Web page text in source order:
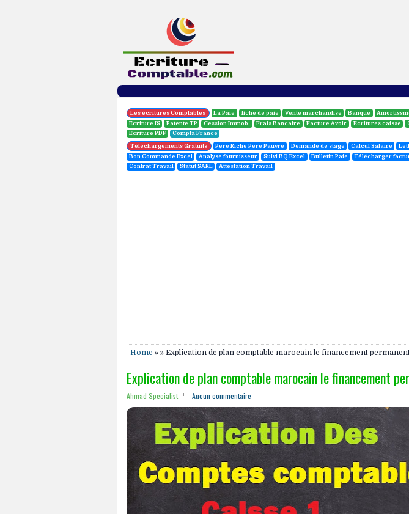
Les écritures Comptables La Paie fiche de paie Vente marchandise Banque
Ecriture IS
Patente TP Cession Immob. Frais Bancaire Facture Avoir Ecritures caisse
Ecriture PDF
Compta France
Téléchargements Gratuits Pere Riche Pere Pauvre Demande de stage Calcul Salaire
Bon Commande Excel
Analyse fournisseur Suivi BQ Excel Bulletin Paie Télécharger
Contrat Travail
Statut SARL Attestation Travail
Home » » Explication de plan comptable marocain le financement
Explication de plan comptable marocain le financement
Ahmad Specialist Aucun commentaire